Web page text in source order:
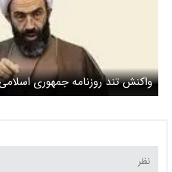
واکنش تند روزنامه جمهوری
گفته بود باید خانه